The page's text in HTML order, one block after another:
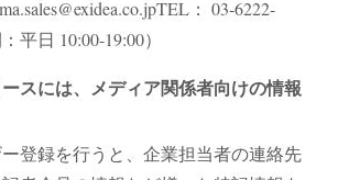
： 03-6222-
平日 10:00-19:00）
スには、メディア関係者向けの情報
登録を行うと、企業担当者の連絡先